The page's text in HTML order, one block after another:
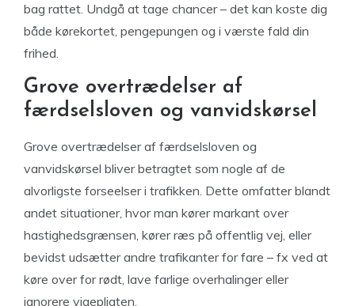
bag rattet. Undgå at tage chancer – det kan koste dig
både kørekortet, pengepungen og i værste fald din
frihed.
Grove overtrædelser af
færdselsloven og vanvidskørsel
Grove overtrædelser af færdselsloven og
vanvidskørsel bliver betragtet som nogle af de
alvorligste forseelser i trafikken. Dette omfatter blandt
andet situationer, hvor man kører markant over
hastighedsgrænsen, kører ræs på offentlig vej, eller
bevidst udsætter andre trafikanter for fare – fx ved at
køre over for rødt, lave farlige overhalinger eller
ignorere vigepligten.